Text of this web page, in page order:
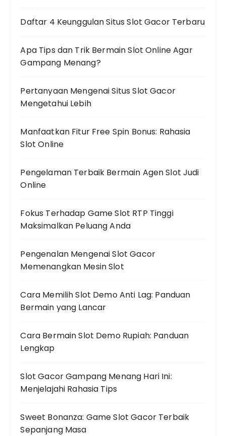
Daftar 4 Keunggulan Situs Slot Gacor Terbaru
Apa Tips dan Trik Bermain Slot Online Agar
Gampang Menang?
Pertanyaan Mengenai Situs Slot Gacor
Mengetahui Lebih
Manfaatkan Fitur Free Spin Bonus: Rahasia
Slot Online
Pengelaman Terbaik Bermain Agen Slot Judi
Online
Fokus Terhadap Game Slot RTP Tinggi
Maksimalkan Peluang Anda
Pengenalan Mengenai Slot Gacor
Memenangkan Mesin Slot
Cara Memilih Slot Demo Anti Lag: Panduan
Bermain yang Lancar
Cara Bermain Slot Demo Rupiah: Panduan
Lengkap
Slot Gacor Gampang Menang Hari Ini:
Menjelajahi Rahasia Tips
Sweet Bonanza: Game Slot Gacor Terbaik
Sepanjang Masa